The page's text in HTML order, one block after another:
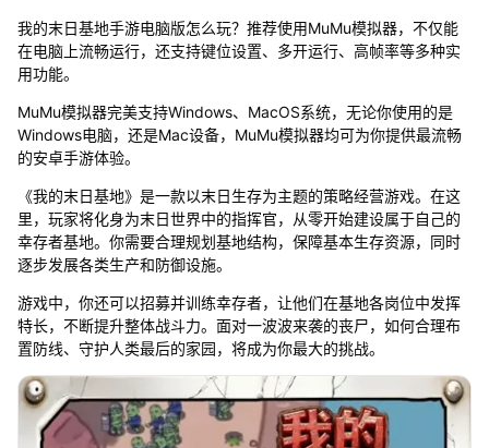
我的末日基地手游电脑版怎么玩？推荐使用MuMu模拟器，不仅能
在电脑上流畅运行，还支持键位设置、多开运行、高帧率等多种实
用功能。
MuMu模拟器完美支持Windows、MacOS系统，无论你使用的是
Windows电脑，还是Mac设备，MuMu模拟器均可为你提供最流畅
的安卓手游体验。
《我的末日基地》是一款以末日生存为主题的策略经营游戏。在这
里，玩家将化身为末日世界中的指挥官，从零开始建设属于自己的
幸存者基地。你需要合理规划基地结构，保障基本生存资源，同时
逐步发展各类生产和防御设施。
游戏中，你还可以招募并训练幸存者，让他们在基地各岗位中发挥
特长，不断提升整体战斗力。面对一波波来袭的丧尸，如何合理布
置防线、守护人类最后的家园，将成为你最大的挑战。